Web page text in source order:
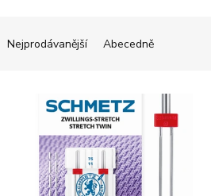
Nejprodávanější Abecedně